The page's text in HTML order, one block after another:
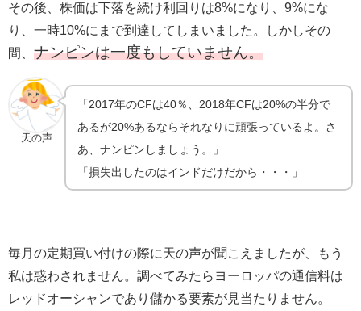
その後、株価は下落を続け利回りは8%になり、9%にな
り、一時10%にまで到達してしまいました。しかしその
間、 ナンピンは一度もしていません。
天の声
「2017年のCFは40％、2018年CFは20%の半分で
あるが20%あるならそれなりに頑張っているよ。さ
あ、ナンピンしましょう。」
「損失出したのはインドだけだから・・・」
毎月の定期買い付けの際に天の声が聞こえましたが、もう
私は惑わされません。調べてみたらヨーロッパの通信料は
レッドオーシャンであり儲かる要素が見当たりません。